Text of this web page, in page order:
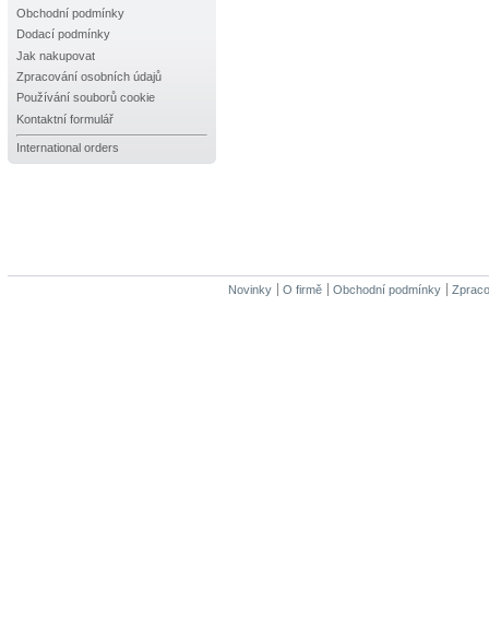
Obchodní podmínky
Dodací podmínky
Jak nakupovat
Zpracování osobních údajů
Používání souborů cookie
Kontaktní formulář
International orders
Novinky O firmě Obchodní podmínky